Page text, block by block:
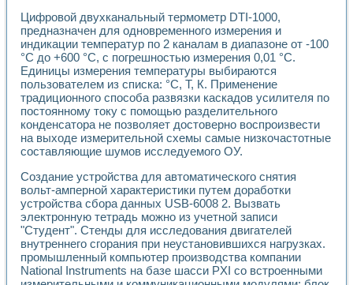
Из опыта внедрения в рамках национального проекта
Исследование эффективности решателей
Опыт разработки LabVIEW лабораторных практикумов
Проблемы повышения качества образования и
Развитие LabVIEW лабораторного практикума по
Разработка виртуальной лаборатории по электротехнике
Усовершенствованные алгоритмы частотного анализа
Об опыте работы учебного центра «Технологии
Технологии NI в магистерской программе «Прикладная
Система диагностики двигателей постоянного тока
Автоматизированный стенд формирования
Лабораторный практикум по курсу ИИС на базе
Партнеры
Академические и отраслевые институты
Учебные заведения
Бизнес
Контакты
Цифровой двухканальный термометр DTI-1000,
предназначен для одновременного измерения и
индикации температур по 2 каналам в диапазоне от -100
°С до +600 °С, с погрешностью измерения 0,01 °С.
Единицы измерения температуры выбираются
пользователем из списка: °С, Т, К. Применение
традиционного способа развязки каскадов усилителя по
постоянному току с помощью разделительного
конденсатора не позволяет достоверно воспроизвести
на выходе измерительной схемы самые низкочастотные
составляющие шумов исследуемого ОУ.
Создание устройства для автоматического снятия
вольт-амперной характеристики путем доработки
устройства сбора данных USB-6008 2. Вызвать
электронную тетрадь можно из учетной записи
"Студент". Стенды для исследования двигателей
внутреннего сгорания при неустановившихся нагрузках.
промышленный компьютер производства компании
National Instruments на базе шасси PXI со встроенными